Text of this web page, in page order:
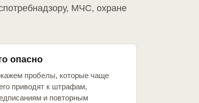
МЧС, охране
опасно
пробелы, которые чаще
приводят к штрафам,
и повторным